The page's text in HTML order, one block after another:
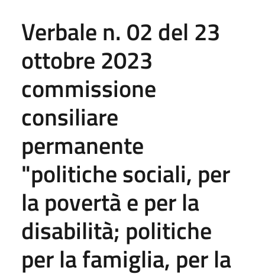
Verbale n. 02 del 23
ottobre 2023
commissione
consiliare
permanente
"politiche sociali, per
la povertà e per la
disabilità; politiche
per la famiglia, per la